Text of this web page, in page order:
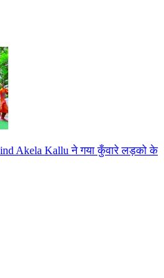
Akela Kallu ने गया कुँवारे लड़को के